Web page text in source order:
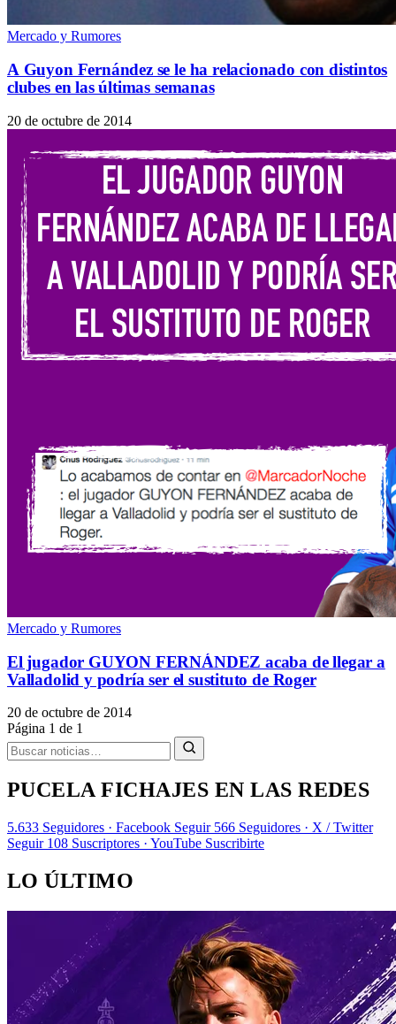
Mercado y Rumores
A Guyon Fernández se le ha relacionado con distintos
clubes en las últimas semanas
20 de octubre de 2014
Mercado y Rumores
El jugador GUYON FERNÁNDEZ acaba de llegar a
Valladolid y podría ser el sustituto de Roger
20 de octubre de 2014
Página 1 de 1
PUCELA FICHAJES EN LAS REDES
5.633 Seguidores · Facebook Seguir 566 Seguidores · X / Twitter
Seguir 108 Suscriptores · YouTube Suscribirte
LO ÚLTIMO